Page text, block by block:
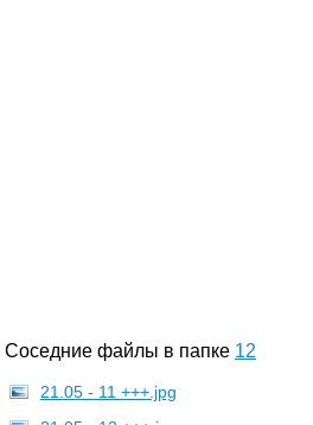
Соседние файлы в папке 12
21.05 - 11 +++.jpg